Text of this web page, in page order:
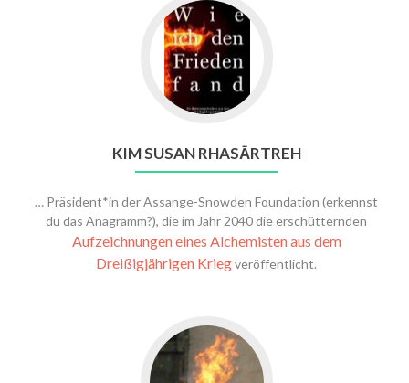
KIM SUSAN RHASĀRTREH
… Präsident*in der Assange-Snowden Foundation (erkennst
du das Anagramm?), die im Jahr 2040 die erschütternden
Aufzeichnungen eines Alchemisten aus dem
Dreißigjährigen Kriegveröffentlicht.